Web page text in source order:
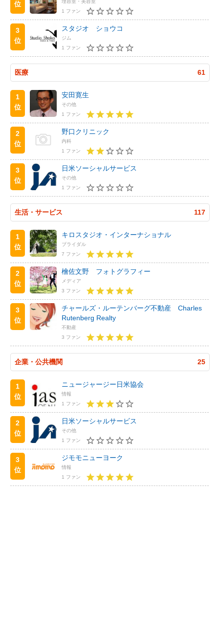
位
1 ファン
3
位
スタジオ ショウコ
ジム
1 ファン
医療 61
1
位
安田寛生
その他
1 ファン
2
位
野口クリニック
内科
1 ファン
3
位
日米ソーシャルサービス
その他
1 ファン
生活・サービス 117
1
位
キロスタジオ・インターナショナル
ブライダル
7 ファン
2
位
檜佐文野 フォトグラフィー
メディア
3 ファン
3
位
チャールズ・ルーテンバーグ不動産 Charles
Rutenberg Realty
不動産
3 ファン
企業・公共機関 25
1
位
ニュージャージー日米協会
情報
1 ファン
2
位
日米ソーシャルサービス
その他
1 ファン
3
位
ジモモニューヨーク
情報
1 ファン